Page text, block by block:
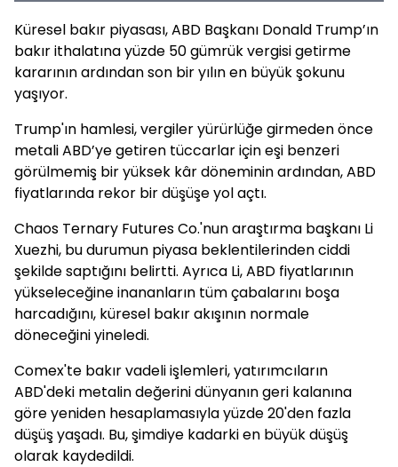
Küresel bakır piyasası, ABD Başkanı Donald Trump’ın
bakır ithalatına yüzde 50 gümrük vergisi getirme
kararının ardından son bir yılın en büyük şokunu
yaşıyor.
Trump'ın hamlesi, vergiler yürürlüğe girmeden önce
metali ABD’ye getiren tüccarlar için eşi benzeri
görülmemiş bir yüksek kâr döneminin ardından, ABD
fiyatlarında rekor bir düşüşe yol açtı.
Chaos Ternary Futures Co.'nun araştırma başkanı Li
Xuezhi, bu durumun piyasa beklentilerinden ciddi
şekilde saptığını belirtti. Ayrıca Li, ABD fiyatlarının
yükseleceğine inananların tüm çabalarını boşa
harcadığını, küresel bakır akışının normale
döneceğini yineledi.
Comex'te bakır vadeli işlemleri, yatırımcıların
ABD'deki metalin değerini dünyanın geri kalanına
göre yeniden hesaplamasıyla yüzde 20'den fazla
düşüş yaşadı. Bu, şimdiye kadarki en büyük düşüş
olarak kaydedildi.